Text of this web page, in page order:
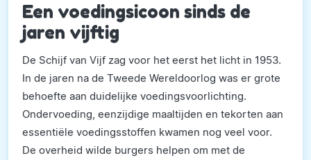
Een voedingsicoon sinds de
jaren vijftig
De Schijf van Vijf zag voor het eerst het licht in 1953.
In de jaren na de Tweede Wereldoorlog was er grote
behoefte aan duidelijke voedingsvoorlichting.
Ondervoeding, eenzijdige maaltijden en tekorten aan
essentiële voedingsstoffen kwamen nog veel voor.
De overheid wilde burgers helpen om met de